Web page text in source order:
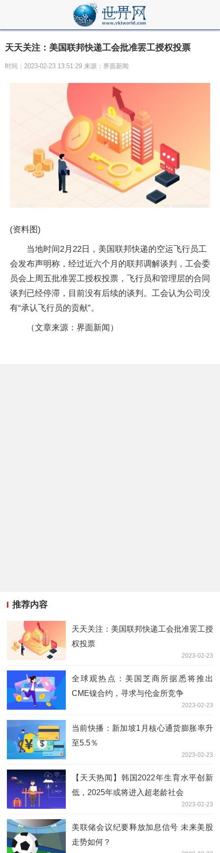
天天关注：美国联邦快递工会批准罢工授权投票
时间：2023-02-23 13:51:29 来源：界面新闻
(资料图)
当地时间2月22日，美国联邦快递的空运飞行员工
会发布声明称，经过近六个月的联邦调解谈判，工会委
员会上周五批准罢工授权投票，飞行员和管理层的合同
谈判已经停滞，目前没有后续的谈判。工会认为公司没
有“承认飞行员的贡献”。
（文章来源：界面新闻）
推荐内容
天天关注：美国联邦快递工会批准罢工授
权投票
2023-02-23
全球观热点：美国芝商所据悉将推出
CME镍合约，寻求与伦金所竞争
2023-02-23
当前快播：新加坡1月核心通货膨胀率升
至5.5％
2023-02-23
【天天热闻】韩国2022年生育水平创新
低，2025年或将进入超老龄社会
2023-02-23
美联储会议纪要释放加息信号 未来美股
走势如何？